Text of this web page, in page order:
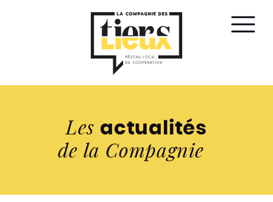
le
Les actualités
de la Compagnie